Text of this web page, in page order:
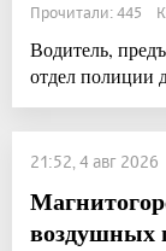
Прочитали: 445
Водитель,
отдел полиции
21:52, 4 авг 2026
воздушных